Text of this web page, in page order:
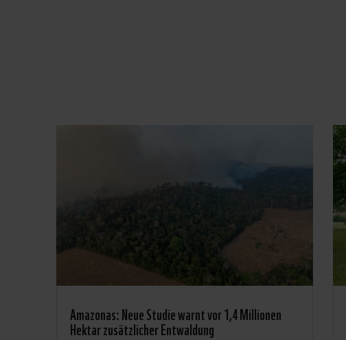
Amazonas: Neue Studie warnt vor 1,4 Millionen
Hektar zusätzlicher Entwaldung